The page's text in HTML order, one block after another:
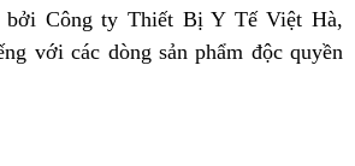
bởi Công ty Thiết Bị Y Tế Việt Hà,
với các dòng sản phẩm độc quyền